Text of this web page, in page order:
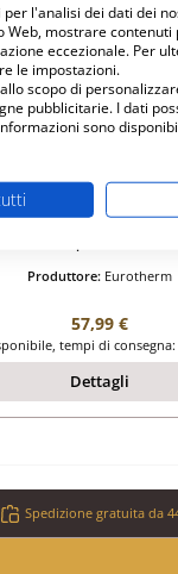
Galant griglia
Produttore: Eurotherm
Prezzo
57,99 €
tempi di
Dettagli
Spedizione gratuita da
l'analisi dei dati dei
Web, mostrare
eccezionale. Per
le impostazioni.
scopo di
pubblicitarie. I dati
sono